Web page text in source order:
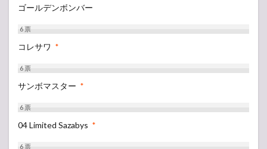
ゴールデンボンバー
6票
コレサワ *
6票
サンボマスター *
6票
04 Limited Sazabys *
6票